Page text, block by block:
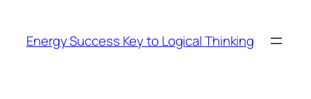
content
Energy Success Key to Logical Thinking